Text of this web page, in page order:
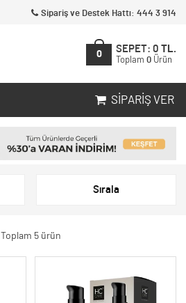
Sipariş ve Destek Hattı: 444 3 914
0
SEPET: 0 TL.
Toplam 0 Ürün
SIPARIŞ VER
Sırala
Toplam 5 ürün